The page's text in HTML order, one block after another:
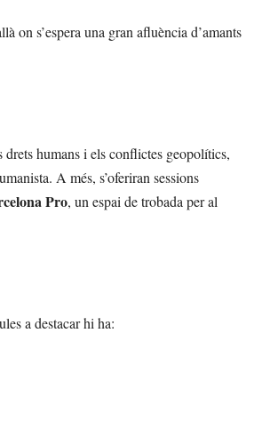
on s’espera una gran afluència d’amants
humans i els conflictes geopolítics,
A més, s’oferiran sessions
Pro, un espai de trobada per al
a destacar hi ha: